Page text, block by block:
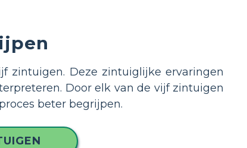
zintuigen. Deze zintuiglijke ervaringen
Door elk van de vijf zintuigen
beter begrijpen.